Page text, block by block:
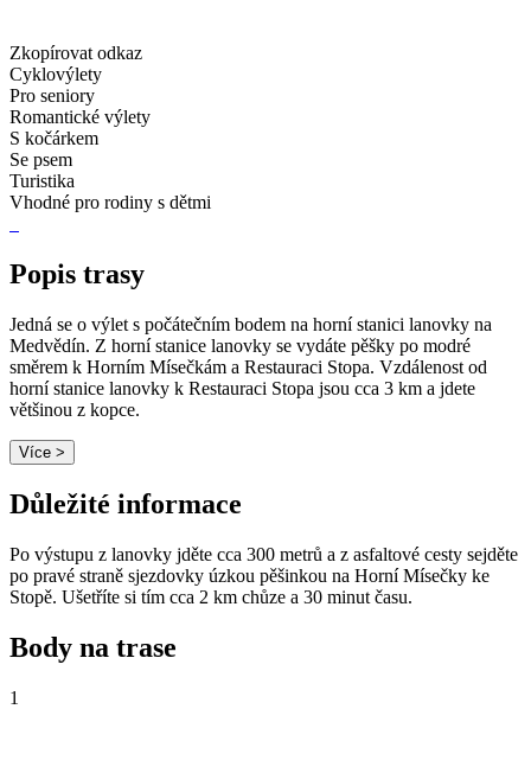
Zkopírovat odkaz
Cyklovýlety
Pro seniory
Romantické výlety
S kočárkem
Se psem
Turistika
Vhodné pro rodiny s dětmi
Popis trasy
Jedná se o výlet s počátečním bodem na horní stanici lanovky na
Medvědín. Z horní stanice lanovky se vydáte pěšky po modré
směrem k Horním Mísečkám a Restauraci Stopa. Vzdálenost od
horní stanice lanovky k Restauraci Stopa jsou cca 3 km a jdete
většinou z kopce.
Více >
Důležité informace
Po výstupu z lanovky jděte cca 300 metrů a z asfaltové cesty sejděte
po pravé straně sjezdovky úzkou pěšinkou na Horní Mísečky ke
Stopě. Ušetříte si tím cca 2 km chůze a 30 minut času.
Body na trase
1